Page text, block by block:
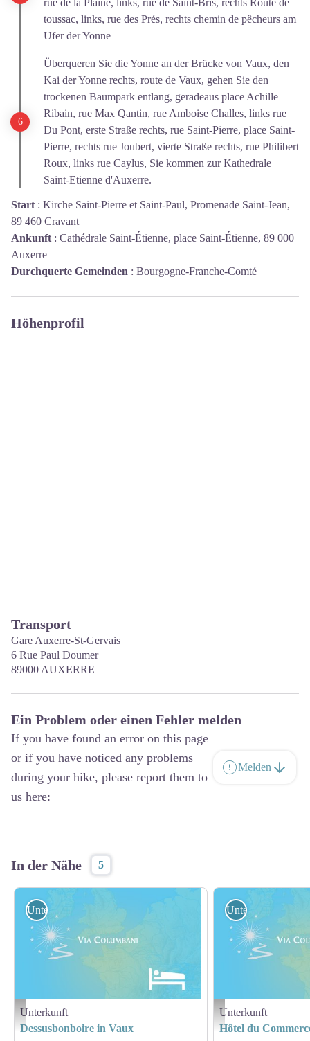
toussac, links, rue des Prés, rechts chemin de pêcheurs am
Ufer der Yonne
Überqueren Sie die Yonne an der Brücke von Vaux, den
Kai der Yonne rechts, route de Vaux, gehen Sie den
trockenen Baumpark entlang, geradeaus place Achille
Ribain, rue Max Qantin, rue Amboise Challes, links rue
Du Pont, erste Straße rechts, rue Saint-Pierre, place Saint-
Pierre, rechts rue Joubert, vierte Straße rechts, rue Philibert
Roux, links rue Caylus, Sie kommen zur Kathedrale
Saint-Etienne d'Auxerre.
Start : Kirche Saint-Pierre et Saint-Paul, Promenade Saint-Jean,
89 460 Cravant
Ankunft : Cathédrale Saint-Étienne, place Saint-Étienne, 89 000
Auxerre
Durchquerte Gemeinden : Bourgogne-Franche-Comté
Höhenprofil
Transport
Gare Auxerre-St-Gervais
6 Rue Paul Doumer
89000 AUXERRE
Ein Problem oder einen Fehler melden
If you have found an error on this page
or if you have noticed any problems
during your hike, please report them to
us here:
Melden
In der Nähe 5
Hébergement - Via Columbani
Unterkunft
Unterkunft
Dessusbonboire in Vaux
Hébergement - Via
Unterkunft
Unterkunft
Hôtel du